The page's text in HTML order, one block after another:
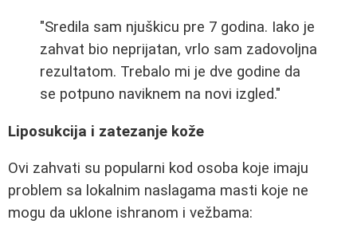
"Sredila sam njuškicu pre 7 godina. Iako je
zahvat bio neprijatan, vrlo sam zadovoljna
rezultatom. Trebalo mi je dve godine da
se potpuno naviknem na novi izgled."
Liposukcija i zatezanje kože
Ovi zahvati su popularni kod osoba koje imaju
problem sa lokalnim naslagama masti koje ne
mogu da uklone ishranom i vežbama: